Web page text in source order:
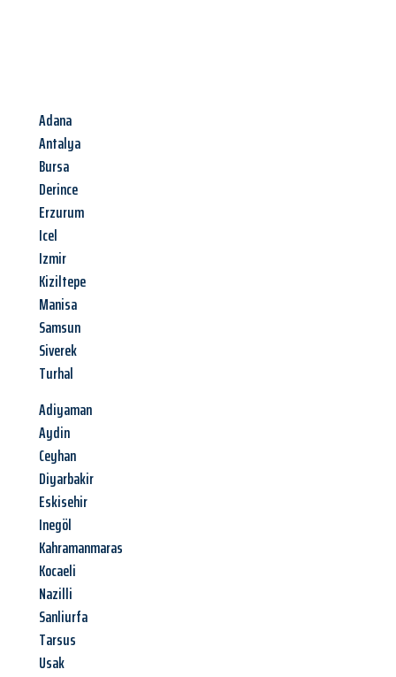
Adana
Antalya
Bursa
Derince
Erzurum
Icel
Izmir
Kiziltepe
Manisa
Samsun
Siverek
Turhal
Adiyaman
Aydin
Ceyhan
Diyarbakir
Eskisehir
Inegöl
Kahramanmaras
Kocaeli
Nazilli
Sanliurfa
Tarsus
Usak